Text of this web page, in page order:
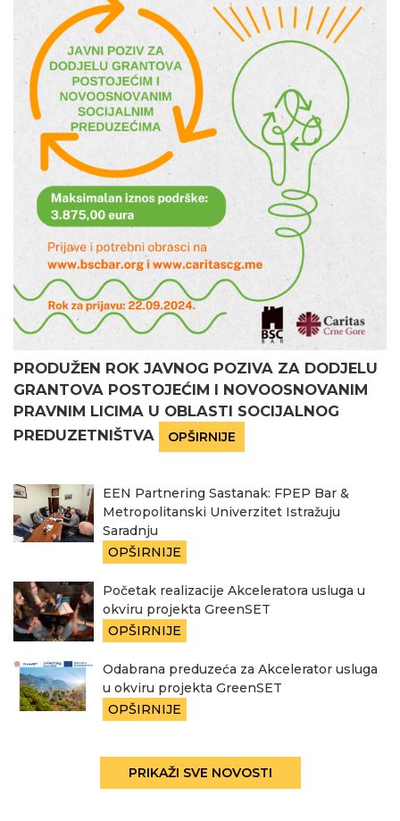
PRODUŽEN ROK JAVNOG POZIVA ZA DODJELU
GRANTOVA POSTOJEĆIM I NOVOOSNOVANIM
PRAVNIM LICIMA U OBLASTI SOCIJALNOG
PREDUZETNIŠTVA
OPŠIRNIJE
EEN Partnering Sastanak: FPEP Bar &
Metropolitanski Univerzitet Istražuju
Saradnju
OPŠIRNIJE
Početak realizacije Akceleratora usluga u
okviru projekta GreenSET
OPŠIRNIJE
Odabrana preduzeća za Akcelerator usluga
u okviru projekta GreenSET
OPŠIRNIJE
PRIKAŽI SVE NOVOSTI